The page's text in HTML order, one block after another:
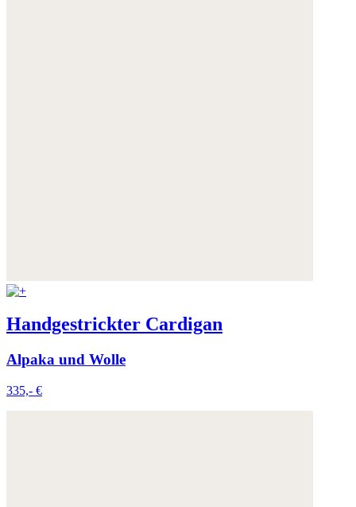
Handgestrickter Cardigan
Alpaka und Wolle
335,- €